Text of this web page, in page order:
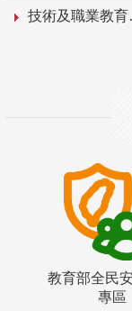
技術及職業教育
教育部全民
專區